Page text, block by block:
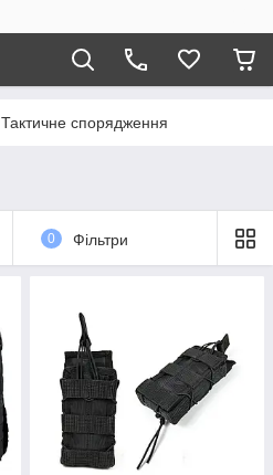
Тактичне спорядження
0 Фільтри